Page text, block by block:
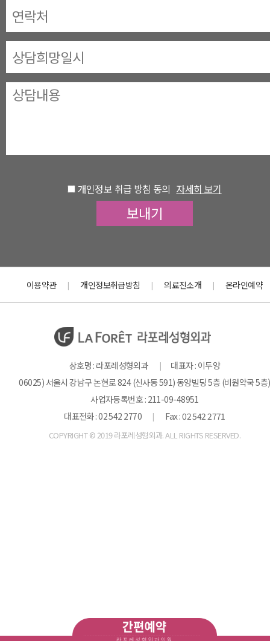
개인정보 취급 방침 동의 자세히 보기
이용약관 | 개인정보취급방침 | 의료진소개 | 온라인예약
상호명 : 라포레성형외과 |
대표자 : 이두양
06025) 서울시 강남구 논현로 824 (신사동 591) 동양빌딩 5층 (비원약국 5층)
사업자등록번호 : 211-09-48951
대표전화 : 02 542 2770
| Fax : 02 542 2771
COPYRIGHT © 2019 라포레성형외과. ALL RIGHTS RESERVED.